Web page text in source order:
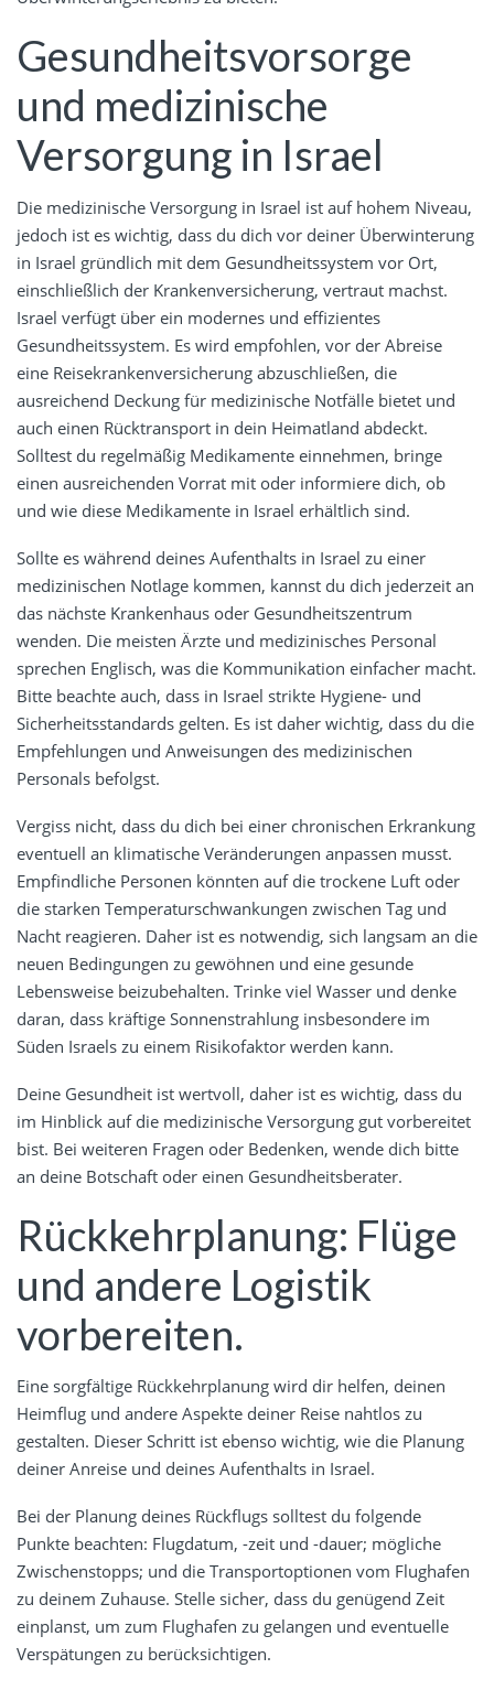
Gesundheitsvorsorge
und medizinische
Versorgung in Israel
Die medizinische Versorgung in Israel ist auf hohem Niveau,
jedoch ist es wichtig, dass du dich vor deiner Überwinterung
in Israel gründlich mit dem Gesundheitssystem vor Ort,
einschließlich der Krankenversicherung, vertraut machst.
Israel verfügt über ein modernes und effizientes
Gesundheitssystem. Es wird empfohlen, vor der Abreise
eine Reisekrankenversicherung abzuschließen, die
ausreichend Deckung für medizinische Notfälle bietet und
auch einen Rücktransport in dein Heimatland abdeckt.
Solltest du regelmäßig Medikamente einnehmen, bringe
einen ausreichenden Vorrat mit oder informiere dich, ob
und wie diese Medikamente in Israel erhältlich sind.
Sollte es während deines Aufenthalts in Israel zu einer
medizinischen Notlage kommen, kannst du dich jederzeit an
das nächste Krankenhaus oder Gesundheitszentrum
wenden. Die meisten Ärzte und medizinisches Personal
sprechen Englisch, was die Kommunikation einfacher macht.
Bitte beachte auch, dass in Israel strikte Hygiene- und
Sicherheitsstandards gelten. Es ist daher wichtig, dass du die
Empfehlungen und Anweisungen des medizinischen
Personals befolgst.
Vergiss nicht, dass du dich bei einer chronischen Erkrankung
eventuell an klimatische Veränderungen anpassen musst.
Empfindliche Personen könnten auf die trockene Luft oder
die starken Temperaturschwankungen zwischen Tag und
Nacht reagieren. Daher ist es notwendig, sich langsam an die
neuen Bedingungen zu gewöhnen und eine gesunde
Lebensweise beizubehalten. Trinke viel Wasser und denke
daran, dass kräftige Sonnenstrahlung insbesondere im
Süden Israels zu einem Risikofaktor werden kann.
Deine Gesundheit ist wertvoll, daher ist es wichtig, dass du
im Hinblick auf die medizinische Versorgung gut vorbereitet
bist. Bei weiteren Fragen oder Bedenken, wende dich bitte
an deine Botschaft oder einen Gesundheitsberater.
Rückkehrplanung: Flüge
und andere Logistik
vorbereiten.
Eine sorgfältige Rückkehrplanung wird dir helfen, deinen
Heimflug und andere Aspekte deiner Reise nahtlos zu
gestalten. Dieser Schritt ist ebenso wichtig, wie die Planung
deiner Anreise und deines Aufenthalts in Israel.
Bei der Planung deines Rückflugs solltest du folgende
Punkte beachten: Flugdatum, -zeit und -dauer; mögliche
Zwischenstopps; und die Transportoptionen vom Flughafen
zu deinem Zuhause. Stelle sicher, dass du genügend Zeit
einplanst, um zum Flughafen zu gelangen und eventuelle
Verspätungen zu berücksichtigen.